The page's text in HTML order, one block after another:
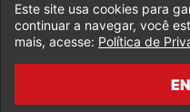
© 2017-2026 Legado da
Este site usa cookies para
continuar a navegar, você
mais, acesse: Política de